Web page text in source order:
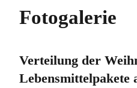
Fotogalerie
Verteilung der
Lebensmittelpakete